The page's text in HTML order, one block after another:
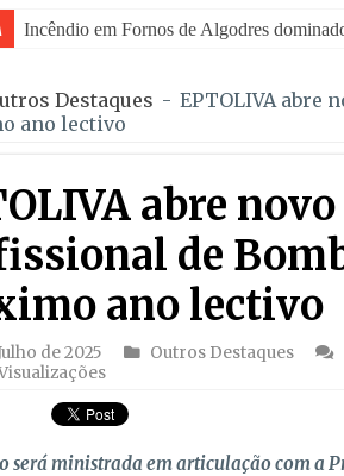
Seia assinala centenário
Destaques - EPTOLIVA abre
ano lectivo
abre
de
ano lectivo
de 2025 Outros Destaques
será ministrada em articulação com a